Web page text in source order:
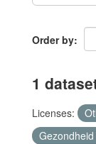
Order by
1
Licenses:
Gezondheid